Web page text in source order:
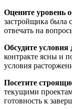
Оцените уровень
застройщика была
отвечать на
Обсудите условия
контракте ясны и
условия
Посетите
текущими
готовность к